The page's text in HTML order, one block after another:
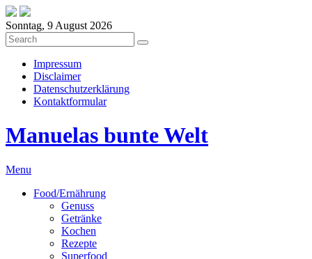
Sonntag, 9 August 2026
Impressum
Disclaimer
Datenschutzerklärung
Kontaktformular
Manuelas bunte Welt
Menu
Food/Ernährung
Genuss
Getränke
Kochen
Rezepte
Superfood